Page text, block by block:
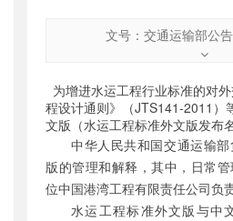
文号：交通运输部公
交通运输部公告
公开日期：2016年08月19日
主题词：
水运工
机构分类：水运局
主题分类：标准
公文类型：部公告通告
为增进水运工程行业标准的对
程设计通则》（JTS141-201 1 ）
文版（水运工程标准外文版发布
中华人民共和国交通运输部
版的管理和解释，其中，日常
位中国港湾工程有限责任公司负责
水运工程标准外文版与中